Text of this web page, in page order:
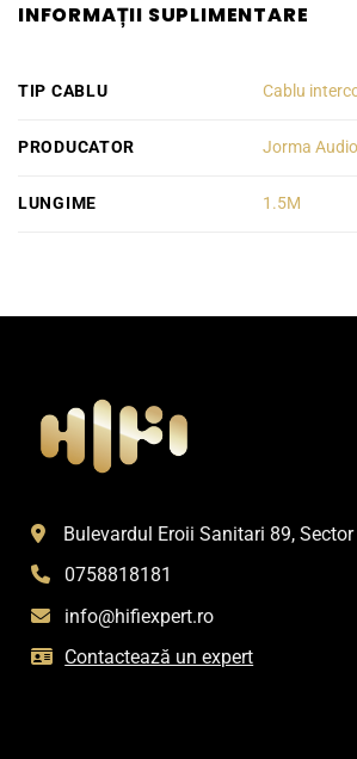
INFORMAȚII SUPLIMENTARE
TIP CABLU Cablu
PRODUCATOR Jorma Audio
LUNGIME 1.5M
Bulevardul Eroii Sanitari 89,
0758818181
info@hifiexpert.ro
Contactează un expert